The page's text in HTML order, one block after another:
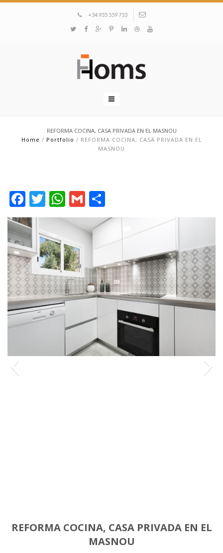
+34 935 559 753
REFORMA COCINA, CASA PRIVADA EN EL MASNOU
Home / Portfolio / REFORMA COCINA, CASA PRIVADA EN EL
MASNOU
Facebook
TwitterWhatsApp
Gmail
REFORMA COCINA, CASA PRIVADA EN EL
MASNOU